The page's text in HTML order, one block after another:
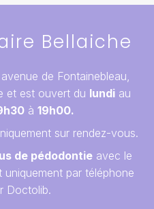
Bellaiche
de Fontainebleau,
et est ouvert du lundiau
à 19h00.
sur rendez-vous.
de pédodontieavec le
par téléphone
Doctolib.